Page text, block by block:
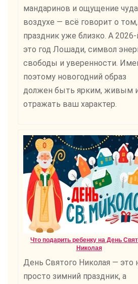
мандаринов и ощущение
воздухе — всё говорит о
праздник уже близко. А
это год Лошади, символ
свободы и уверенности.
поэтому новогодний образ
должен быть ярким, живым
отражать ваш характер.
Что подарить ребенку на День
Николая
День Святого Николая — это
просто зимний праздник, а